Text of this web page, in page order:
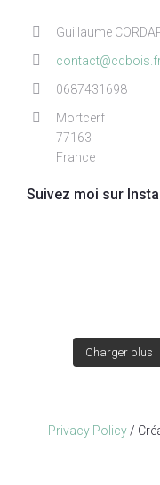
Guillaume
0687431698
Mortcerf
77163
France
Suivez moi sur
Charger plus
Privacy Policy/